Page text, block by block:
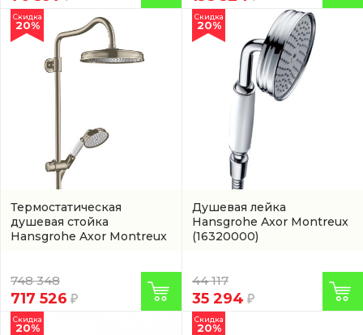
Термостатическая
душевая стойка
Hansgrohe Axor Montreux
Скидка
20%
748 348
717 526
Душевая лейка
Hansgrohe Axor Montreux
(16320000)
Скидка
20%
44 117
35 294
Скидка
20%
Скидка
20%